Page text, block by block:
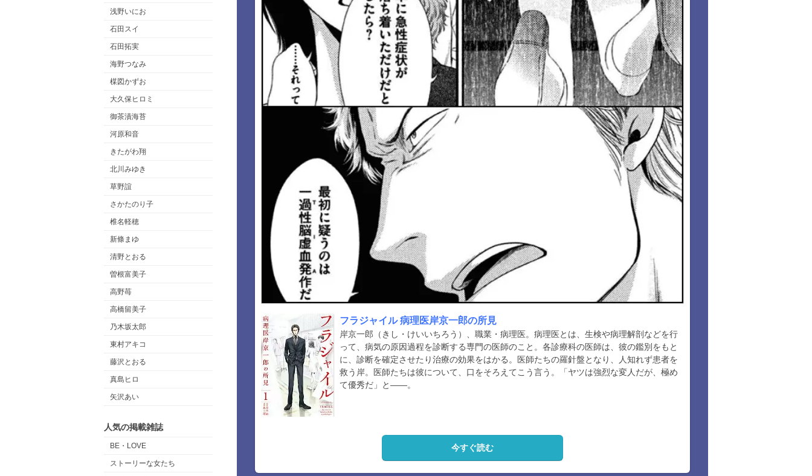
浅野いにお
石田スイ
石田拓実
海野つなみ
楳図かずお
大久保ヒロミ
御茶漬海苔
河原和音
きたがわ翔
北川みゆき
草野誼
さかたのり子
椎名軽穂
新條まゆ
清野とおる
曽根富美子
高野苺
高橋留美子
乃木坂太郎
東村アキコ
藤沢とおる
真島ヒロ
矢沢あい
人気の掲載雑誌
BE・LOVE
ストーリーな女たち
フラジャイル 病理医岸京一郎の所見
岸京一郎（きし・けいいちろう）、職業・病理医。病理医とは、生検や病理解剖などを行
って、病気の原因過程を診断する専門の医師のこと。各診療科の医師は、彼の鑑別をもと
に、診断を確定させたり治療の効果をはかる。医師たちの羅針盤となり、人知れず患者を
救う岸。医師たちは彼について、口をそろえてこう言う。「ヤツは強烈な変人だが、極め
て優秀だ」と――。
今すぐ読む